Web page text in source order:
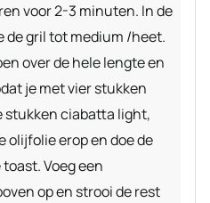
voor 2-3 minuten. In de
gril tot medium /heet.
over de hele lengte en
je met vier stukken
stukken ciabatta light,
olijfolie erop en doe de
Voeg een
op en strooi de rest